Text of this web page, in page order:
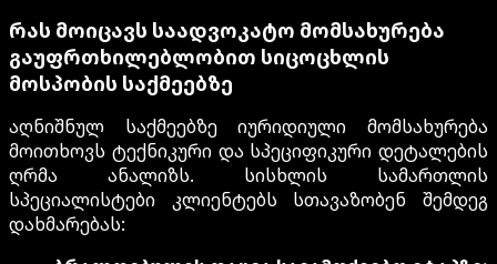
რას მოიცავს საადვოკატო მომსახურება
გაუფრთხილებლობით სიცოცხლის
მოსპობის საქმეებზე
აღნიშნულ საქმეებზე იურიდიული მომსახურება
მოითხოვს ტექნიკური და სპეციფიკური დეტალების
ღრმა ანალიზს. სისხლის სამართლის
სპეციალისტები კლიენტებს სთავაზობენ შემდეგ
დახმარებას: